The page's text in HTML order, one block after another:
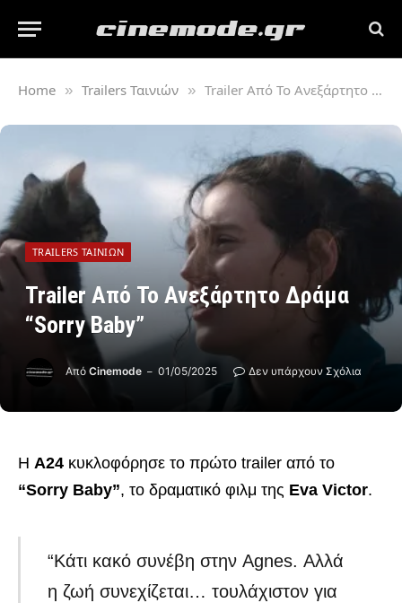
Home » Trailers Ταινιών » Trailer Από Το Ανεξάρτητο Δράμα “Sorry Baby”
TRAILERS ΤΑΙΝΙΏΝ
Trailer Από Το Ανεξάρτητο Δράμα
“Sorry Baby”
Από Cinemode 01/05/2025 Δεν υπάρχουν Σχόλια
Η A24 κυκλοφόρησε το πρώτο trailer από το
“Sorry Baby”, το δραματικό φιλμ της Eva Victor.
“Κάτι κακό συνέβη στην Agnes. Αλλά
η ζωή συνεχίζεται… τουλάχιστον για